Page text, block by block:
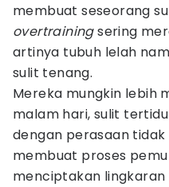
membuat seseorang
overtrainingsering
artinya tubuh lelah
sulit tenang.
Mereka mungkin lebih
malam hari, sulit
dengan perasaan tidak
membuat proses
menciptakan lingkaran